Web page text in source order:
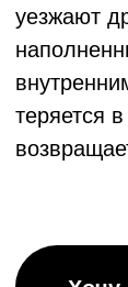
Покупки
✖
Алкоголь
Посещение
Посещение
Медитации и
мастеров
Все входы